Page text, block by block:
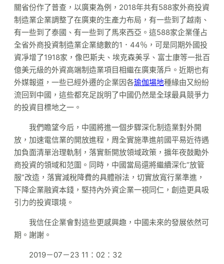
關省份作了普查，以廣東為例，2018年共有588家外商投資
制造業企業調整了在廣東的生產力布局，有一些到了越南、
有一些到了泰國、有一些到了馬來西亞。這588家企業僅占
全省外商投資制造業企業總數的1．44％，可是同期外國投
資凈增了1918家，像巴斯夫、埃克森美孚、富士康等一批百
億美元級的外資高端制造業項目相繼在廣東落戶。近期也有
外媒報道，一些已經外遷的企業因各瑜伽場地種緣由又紛紛
流回到中國，這些都充足說明了中國仍然是全球最具競爭力
的投資目標地之一。
我們瞻望今后，中國將進一個步驟深化制造業對外開
放，加速電信業的開放進程，周全實施準進前國平易近待遇
加負面清單治理軌制，落實新開放領域政策，擴年夜鼓勵外
商投資的領域和范圍。同時，中國當局還將繼續深化“放管
服”改造，落實減稅降費的具體辦法，切實放寬行業準進，
下降企業融資本錢，堅持內外資企業一視同仁，創造更具吸
引力的投資環境。
我信任企業會對這些更感興趣，中國未來的發展依然可
期。謝謝。
2019－07－23 11：02：32